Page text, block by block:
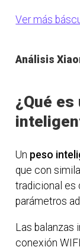
Ver más
Análisis
¿Qué
Un peso
que con
tradicional es
parámetros
Las balanzas
conexión